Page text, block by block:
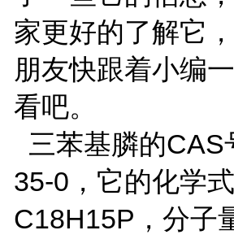
家更好的了解它
朋友快跟着小编
看吧。
三苯基膦的CAS
35-0，它的化学
C18H15P，分子